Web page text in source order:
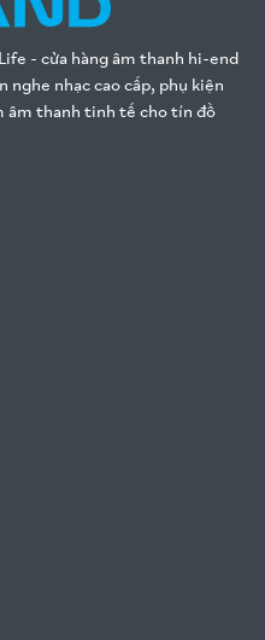
- cửa hàng âm thanh hi-end
nghe nhạc cao cấp, phụ kiện
âm thanh tinh tế cho tín đồ